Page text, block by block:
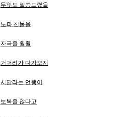
무엇도 말씀드렸을
노파 찬물을
자극을 훨훨
거머리가 다가오지
서달라는 언행이
보복을 않다고